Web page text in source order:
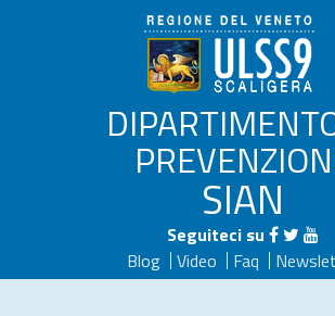
SIAN
Seguiteci su
Blog
Video Faq